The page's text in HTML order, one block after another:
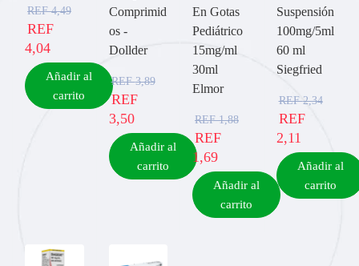
REF4,49
REF
4,04
Añadir al
carrito
Comprimid
os -
Dollder
REF3,89
REF
3,50
Añadir al
carrito
En Gotas
Pediátrico
15mg/ml
30ml
Elmor
REF1,88
REF
1,69
Añadir al
carrito
Suspensión
100mg/5ml
60 ml
Siegfried
REF2,34
REF
2,11
Añadir al
carrito